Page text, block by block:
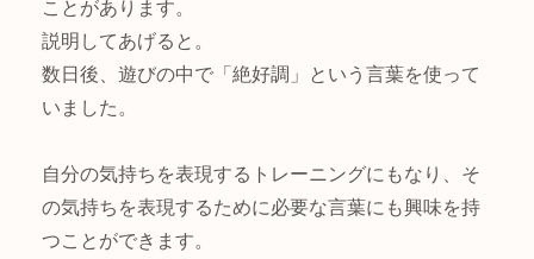
ことがあります。
説明してあげると。
数日後、遊びの中で「絶好調」という言葉を使って
いました。
自分の気持ちを表現するトレーニングにもなり、そ
の気持ちを表現するために必要な言葉にも興味を持
つことができます。